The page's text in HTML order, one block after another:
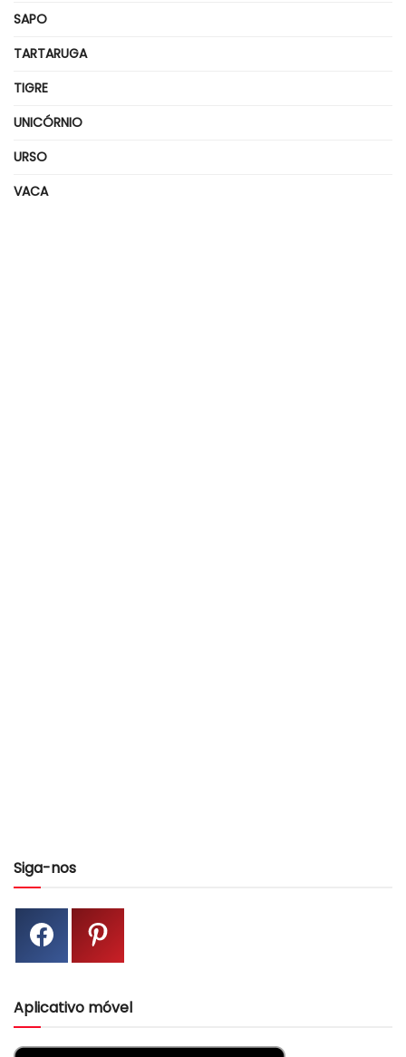
SAPO
TARTARUGA
TIGRE
UNICÓRNIO
URSO
VACA
Siga-nos
Aplicativo móvel